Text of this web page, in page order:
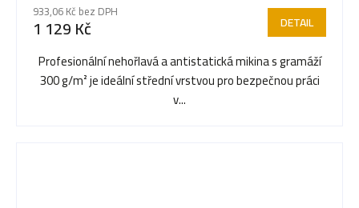
produktu
je
5,0
933,06 Kč bez DPH
1 129 Kč DETAIL
Profesionální nehořlavá a antistatická mikina s gramáží
300 g/m² je ideální střední vrstvou pro bezpečnou práci
v...